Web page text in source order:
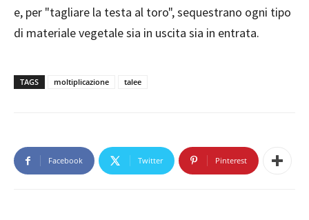
e, per "tagliare la testa al toro", sequestrano ogni tipo
di materiale vegetale sia in uscita sia in entrata.
TAGS moltiplicazione talee
Facebook Twitter Pinterest